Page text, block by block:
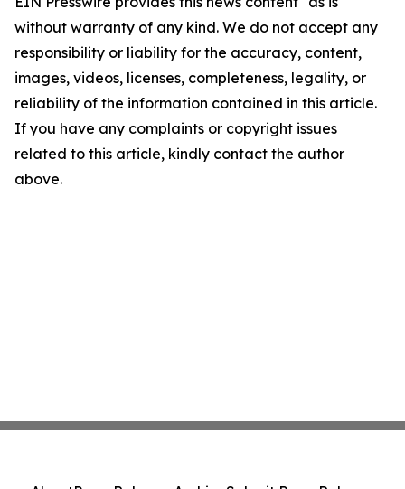
without warranty of any kind. We do not accept any
responsibility or liability for the accuracy, content,
images, videos, licenses, completeness, legality, or
reliability of the information contained in this article.
If you have any complaints or copyright issues
related to this article, kindly contact the author
above.